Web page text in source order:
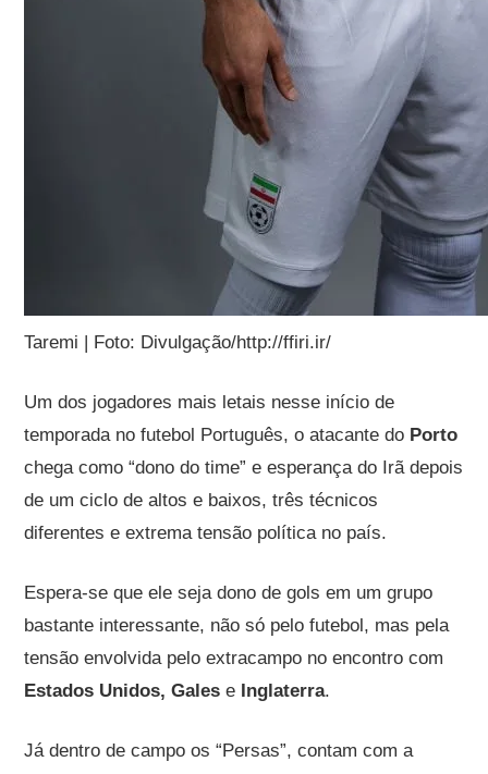
Taremi | Foto: Divulgação/http://ffiri.ir/
Um dos jogadores mais letais nesse início de
temporada no futebol Português, o atacante do Porto
chega como “dono do time” e esperança do Irã depois
de um ciclo de altos e baixos, três técnicos
diferentes e extrema tensão política no país.
Espera-se que ele seja dono de gols em um grupo
bastante interessante, não só pelo futebol, mas pela
tensão envolvida pelo extracampo no encontro com
Estados Unidos, Galese Inglaterra.
Já dentro de campo os “Persas”, contam com a